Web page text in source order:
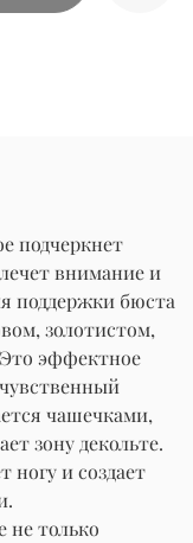
подчеркнет
внимание и
поддержки бюста
золотистом,
эффектное
чашечками,
зону декольте.
ногу и создает
не только